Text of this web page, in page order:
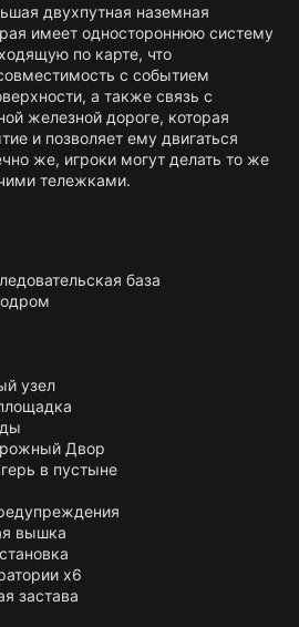
двухпутная наземная
имеет одностороннюю систему
по карте, что
с событием
а также связь с
железной дороге, которая
и позволяет ему двигаться
же, игроки могут делать то же
тележками.
база
узел
Двор
в пустыне
вышка
x6
застава